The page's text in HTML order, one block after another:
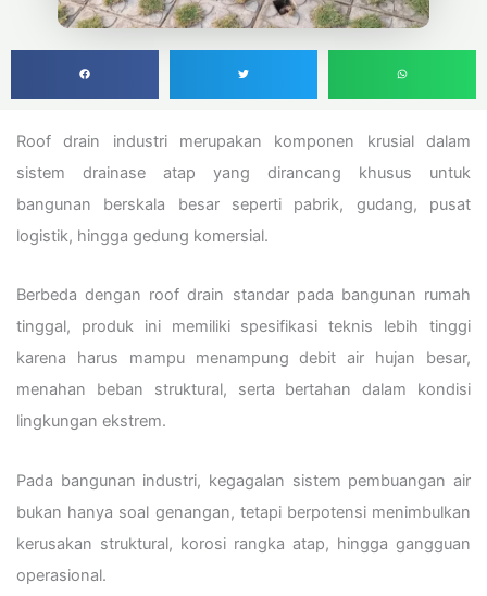
Roof drain industri merupakan komponen krusial dalam
sistem drainase atap yang dirancang khusus untuk
bangunan berskala besar seperti pabrik, gudang, pusat
logistik, hingga gedung komersial.
Berbeda dengan roof drain standar pada bangunan rumah
tinggal, produk ini memiliki spesifikasi teknis lebih tinggi
karena harus mampu menampung debit air hujan besar,
menahan beban struktural, serta bertahan dalam kondisi
lingkungan ekstrem.
Pada bangunan industri, kegagalan sistem pembuangan air
bukan hanya soal genangan, tetapi berpotensi menimbulkan
kerusakan struktural, korosi rangka atap, hingga gangguan
operasional.